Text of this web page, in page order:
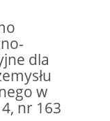
dla
w
nr 163